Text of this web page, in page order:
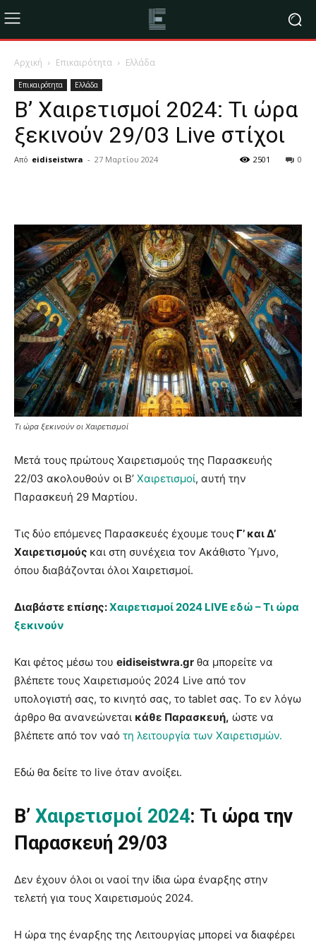
Αρχική Επικαιρότητα Ελλάδα
Επικαιρότητα Ελλάδα
Β’ Χαιρετισμοί 2024: Τι ώρα
ξεκινούν 29/03 Live στίχοι
Από eidiseistwra - 27 Μαρτίου 2024 0
2501
Τι ώρα ξεκινούν οι Χαιρετισμοί
Μετά τους πρώτους Χαιρετισμούς της Παρασκευής
22/03 ακολουθούν οι Β’ Χαιρετισμοί, αυτή την
Παρασκευή 29 Μαρτίου.
Τις δύο επόμενες Παρασκευές έχουμε τους Γ’ και Δ’
Χαιρετισμούς και στη συνέχεια τον Ακάθιστο Ύμνο,
όπου διαβάζονται όλοι Χαιρετισμοί.
Διαβάστε επίσης:Χαιρετισμοί 2024 LIVE εδώ – Τι ώρα
ξεκινούν
Και φέτος μέσω του eidiseistwra.gr θα μπορείτε να
βλέπετε τους Χαιρετισμούς 2024 Live από τον
υπολογιστή σας, το κινητό σας, το tablet σας. Το εν λόγω
άρθρο θα ανανεώνεται κάθε Παρασκευή, ώστε να
βλέπετε από τον ναό τη λειτουργία των Χαιρετισμών.
Εδώ θα δείτε το live όταν ανοίξει.
Β’ Χαιρετισμοί 2024: Τι ώρα την
Παρασκευή 29/03
Δεν έχουν όλοι οι ναοί την ίδια ώρα έναρξης στην
τελετή για τους Χαιρετισμούς 2024.
Η ώρα της έναρξης της Λειτουργίας μπορεί να διαφέρει